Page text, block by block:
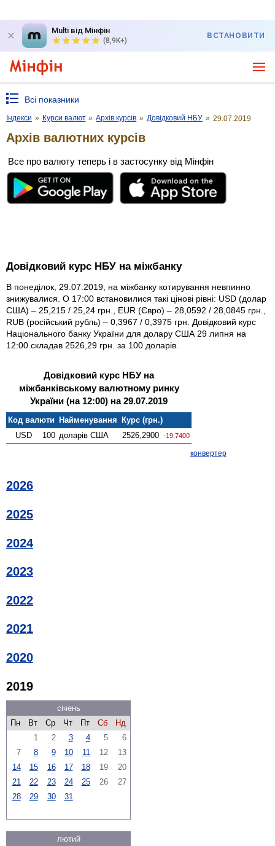
Multi від Мінфін
(8,9K+)
ВСТАНОВИТИ
Всі показники
Індекси » Курси валют » Архів курсів » Довідковий НБУ » 29.07.2019
Архів валютних курсів
Все про валюту теперь і в застосунку від Мінфін
Довідковий курс НБУ на міжбанку
В понеділок, 29.07.2019, на міжбанку котирування невпинно
знижувалися. О 17:00 встановилися такі цінові рівні: USD (долар
США) – 25,215 / 25,24 грн., EUR (Євро) – 28,0592 / 28,0845 грн.,
RUB (російський рубль) – 0,3967 / 0,3975 грн. Довідковий курс
Національного банку України для долару США 29 липня на
12:00 складав 2526,29 грн. за 100 доларів.
Довідковий курс НБУ на
міжбанківському валютному ринку
України (на 12:00) на 29.07.2019
Код валюти Найменування
Курс (грн.)
USD
100 доларів США 2526,2900 -19.7400
конвертер
2026
2025
2024
2023
2022
2021
2020
2019
січень
Пн
Вт Ср Чт Пт Сб
Нд
1
2 3 4 5
6
7
8 9 10 11 12
13
14
15 16 17 18 19
20
21
22 23 24 25 26
27
28
29 30 31
лютий